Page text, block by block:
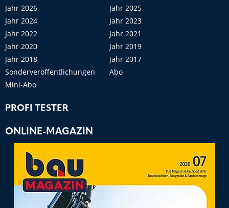
Jahr 2026
Jahr 2025
Jahr 2024
Jahr 2023
Jahr 2022
Jahr 2021
Jahr 2020
Jahr 2019
Jahr 2018
Jahr 2017
Sonderveröffentlichungen
Abo
Mini-Abo
PROFI TESTER
ONLINE-MAGAZIN